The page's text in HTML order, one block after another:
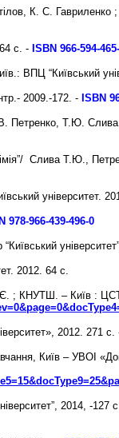
К. С. Гавриленко
c. - ISBN 966-594-
ВПЦ “Київський
2009.-172. - ISBN
О.В. Петренко, Т.Ю.
хімія”/ Слива Т.Ю.,
університет.
978-966-439-496-0
2012. 64 с.
; КНУТШ. – Київ :
2012. 271 с.
Київ – УВОІ
2014, -